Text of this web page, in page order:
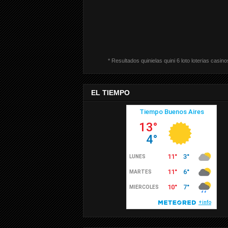
* Resultados quinielas quini 6 loto loterias
EL TIEMPO